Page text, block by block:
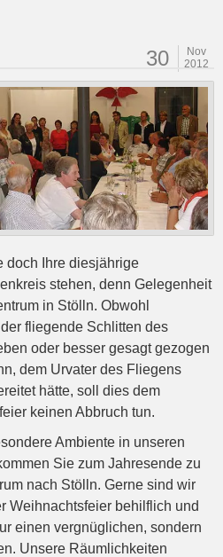
30
Nov
2012
doch Ihre diesjährige
stehen, denn Gelegenheit
in Stölln. Obwohl
fliegende Schlitten des
oder besser gesagt gezogen
dem Urvater des Fliegens
hätte, soll dies dem
keinen Abbruch tun.
Ambiente in unseren
Sie zum Jahresende zu
nach Stölln. Gerne sind wir
Weihnachtsfeier behilflich und
einen vergnüglichen, sondern
Unsere Räumlichkeiten